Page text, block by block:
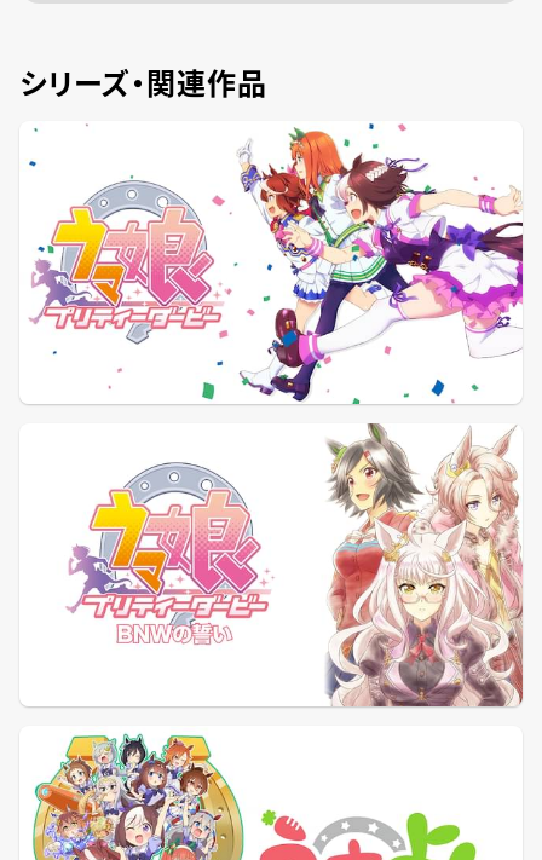
シリーズ・関連作品